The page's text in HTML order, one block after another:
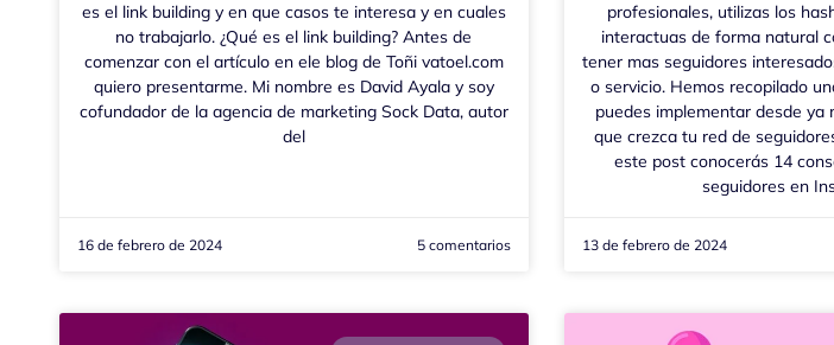
es el link building y en que casos te interesa y en cuales
no trabajarlo. ¿Qué es el link building? Antes de
comenzar con el artículo en ele blog de Toñi vatoel.com
quiero presentarme. Mi nombre es David Ayala y soy
cofundador de la agencia de marketing Sock Data, autor
del
16 de febrero de 2024 5 comentarios
profesionales, utilizas los
interactuas de forma natural
tener mas seguidores
o servicio. Hemos recopilado
puedes implementar desde ya
que crezca tu red de
este post conocerás 14
seguidores en
13 de febrero de 2024